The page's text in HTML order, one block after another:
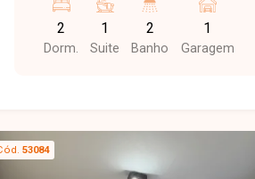
cidade. O bairro conta com fácil acesso
às principais avenidas, ampla variedade
de comércios, supermercados,
mais prática e conveniente.
Apartamento com 65,42m², sala ampla
2
Dorm.
1
Suite
2
Banho
1
Garagem
53084